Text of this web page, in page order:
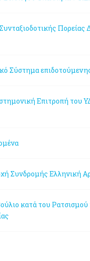
Πορείας
Σύστημα
Επιτροπή του
Συνδρομής Ελληνική
κατά του Ρατσισμού